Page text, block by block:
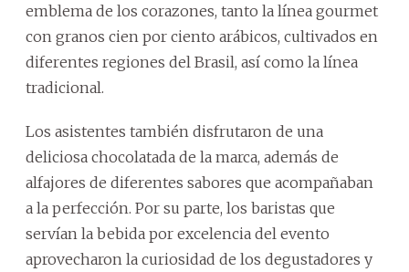
emblema de los corazones, tanto la línea gourmet
con granos cien por ciento arábicos, cultivados en
diferentes regiones del Brasil, así como la línea
tradicional.
Los asistentes también disfrutaron de una
deliciosa chocolatada de la marca, además de
alfajores de diferentes sabores que acompañaban
a la perfección. Por su parte, los baristas que
servían la bebida por excelencia del evento
aprovecharon la curiosidad de los degustadores y